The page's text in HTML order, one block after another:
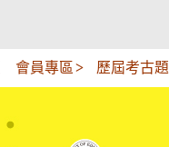
會員專區 歷屆考古題